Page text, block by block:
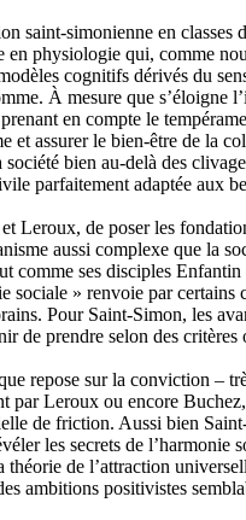
simonienne en
physiologie qui, comme
cognitifs dérivés du
À mesure que
en compte le
et assurer le bien-être de
bien au-delà des
parfaitement adaptée aux
de poser les
aussi complexe que la
comme ses disciples
» renvoie par certains
Pour Saint-Simon, les
de prendre selon des
repose sur la conviction –
par Leroux ou encore
de friction. Aussi bien
les secrets de
de l’attraction
ambitions positivistes